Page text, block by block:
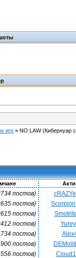
игр » NO LAW (Кибернуар
постов)
постов)
постов)
постов)
постов)
постов)
постов)